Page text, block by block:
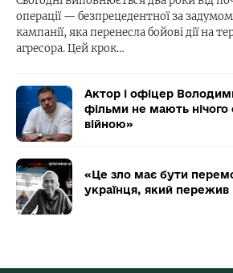
операції — безпрецедентної за
кампанії, яка перенесла бойові дії на
агресора. Цей крок…
Актор і офіцер
фільми не мають нічого
війною»
«Це зло має бути
українця, який пережив